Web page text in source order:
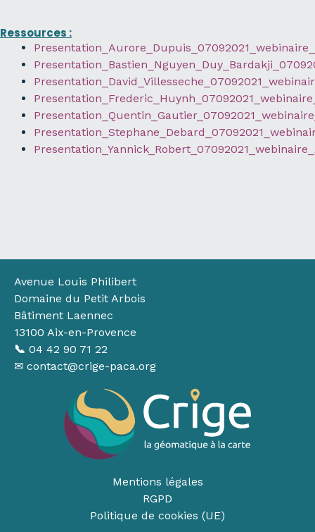
Ressources :
Avenue Louis Philibert
Domaine du Petit Arbois
Bâtiment Laennec
13100 Aix-en-Provence
📞 04 42 90 71 22
✉ contact@crige-paca.org
Mentions légales
RGPD
Politique de cookies (UE)